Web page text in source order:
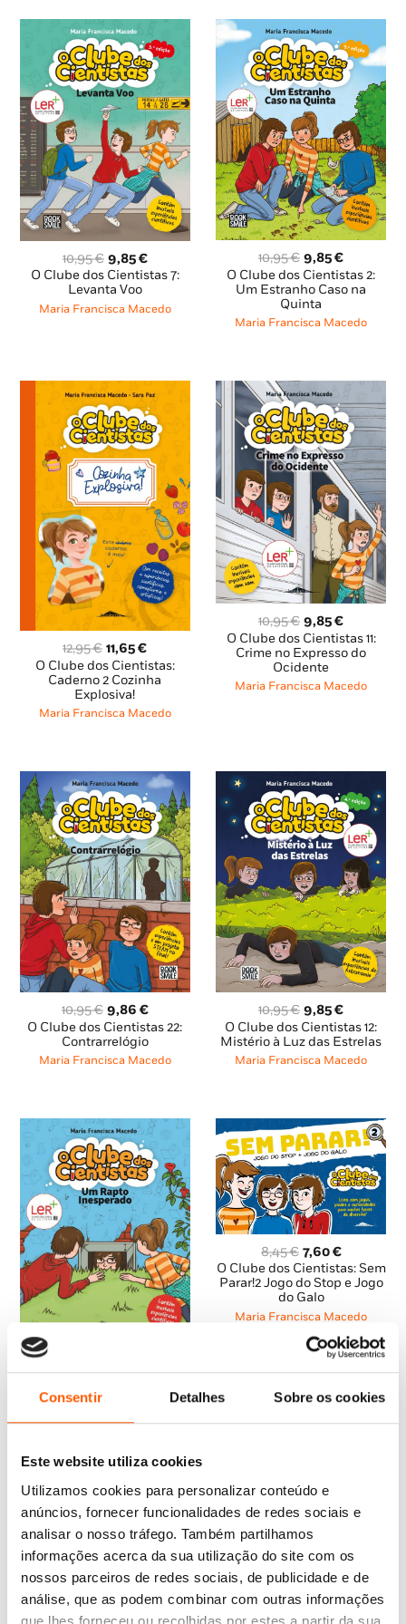
Consentir Detalhes Sobre os cookies
Este website utiliza cookies
Utilizamos cookies para personalizar conteúdo e
anúncios, fornecer funcionalidades de redes sociais e
analisar o nosso tráfego. Também partilhamos
informações acerca da sua utilização do site com os
nossos parceiros de redes sociais, de publicidade e de
análise, que as podem combinar com outras informações
que lhes forneceu ou recolhidas por estes a partir da sua
10,95€ O
preço
original
era:
9,85€O
preço
é:
O Clube dos Cientistas 7:
Levanta Voo
Maria Francisca Macedo
10,95€ O
preço
original
era:
10,95 €.
9,85€O
preço
atual
9,85 €.
O Clube dos Cientistas 2:
Um Estranho Caso na
Quinta
Maria Francisca Macedo
12,95€ O
preço
original
era:
12,95 €.
11,65€O
preço
atual
11,65 €.
O Clube dos Cientistas:
Caderno 2 Cozinha
Explosiva!
Maria Francisca Macedo
10,95€ O
preço
original
era:
10,95 €.
9,85€O
preço
atual
9,85 €.
O Clube dos Cientistas 11:
Crime no Expresso do
Ocidente
Maria Francisca Macedo
10,95€ O
preço
original
era:
9,86 €O
preço
atual
é:
O Clube dos Cientistas 22:
Contrarrelógio
Maria Francisca Macedo
10,95€ O
preço
original
era:
9,85€O
preço
atual
é:
O Clube dos Cientistas 12:
Mistério à Luz das Estrelas
Maria Francisca Macedo
preço
10,95 €.
preço
atual
9,85 €.
O Clube dos Cientistas 4:
Um Rapto Inesperado
8,45€ O
preço
original
era:
8,45 €.
7,60€O
preço
atual
7,60 €.
O Clube dos Cientistas: Sem
Parar!2 Jogo do Stop e Jogo
do Galo
Maria Francisca Macedo